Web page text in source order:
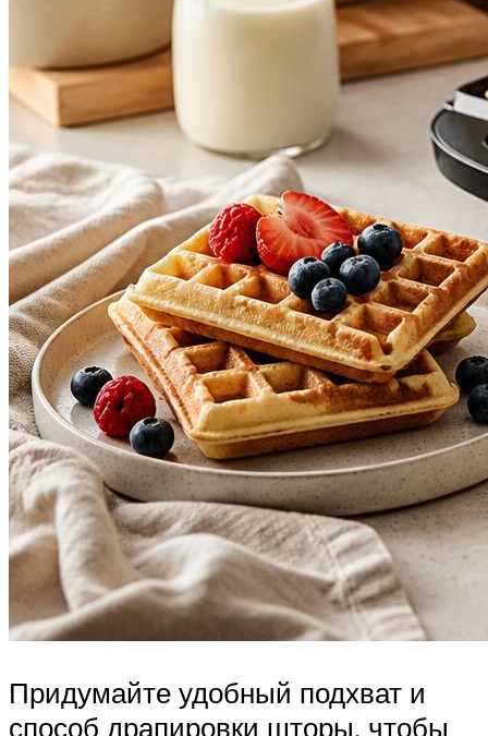
Придумайте удобный подхват и
способ драпировки шторы, чтобы